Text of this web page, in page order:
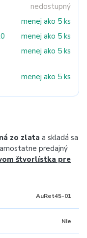
nedostupný
menej ako 5 ks
menej ako 5 ks
menej ako 5 ks
menej ako 5 ks
zo zlata a skladá sa
predajný
štvorlístka pre
AuRet45-01
Nie